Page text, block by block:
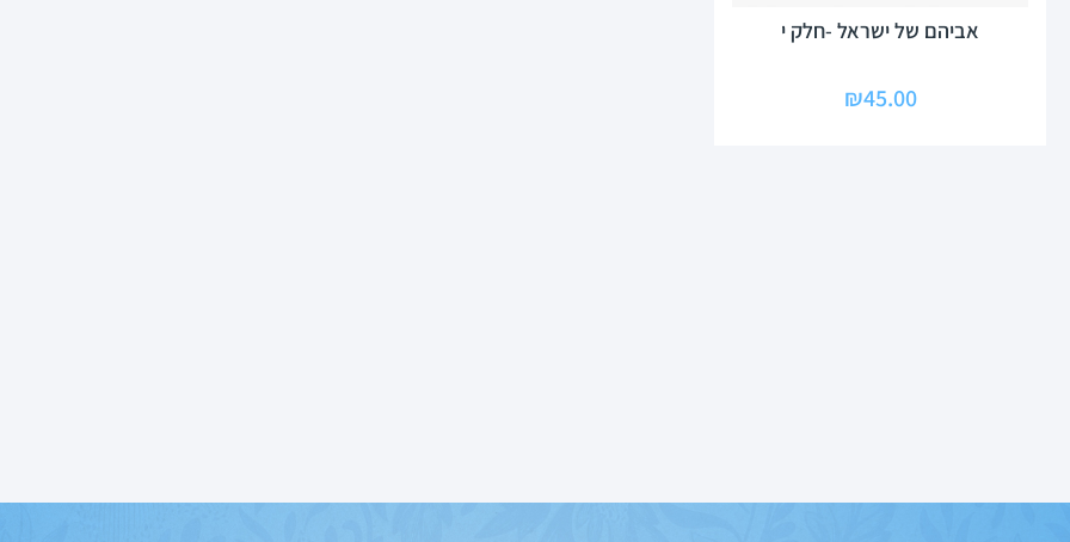
אביהם של ישראל -חלק י
₪45.00